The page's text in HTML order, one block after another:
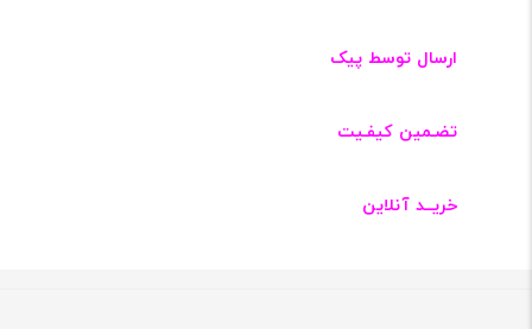
ارسال توسط پیک
تضـمین کیفـیت
خریــد آنلاین